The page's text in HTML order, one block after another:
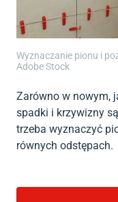
Wyznaczanie pionu i
Adobe Stock
Zarówno w nowym,
spadki i krzywizny
trzeba wyznaczyć
równych odstępach.